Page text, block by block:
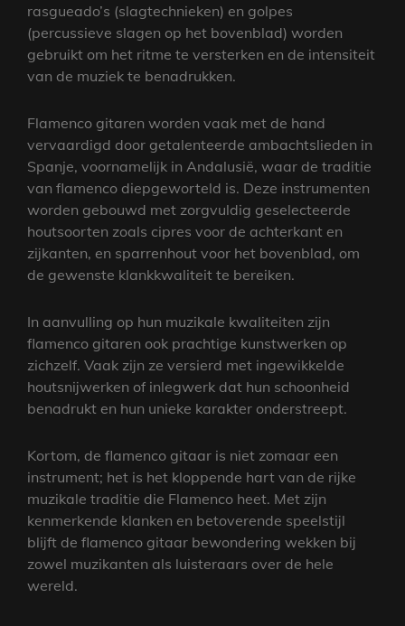
rasgueado’s (slagtechnieken) en golpes
(percussieve slagen op het bovenblad) worden
gebruikt om het ritme te versterken en de intensiteit
van de muziek te benadrukken.
Flamenco gitaren worden vaak met de hand
vervaardigd door getalenteerde ambachtslieden in
Spanje, voornamelijk in Andalusië, waar de traditie
van flamenco diepgeworteld is. Deze instrumenten
worden gebouwd met zorgvuldig geselecteerde
houtsoorten zoals cipres voor de achterkant en
zijkanten, en sparrenhout voor het bovenblad, om
de gewenste klankkwaliteit te bereiken.
In aanvulling op hun muzikale kwaliteiten zijn
flamenco gitaren ook prachtige kunstwerken op
zichzelf. Vaak zijn ze versierd met ingewikkelde
houtsnijwerken of inlegwerk dat hun schoonheid
benadrukt en hun unieke karakter onderstreept.
Kortom, de flamenco gitaar is niet zomaar een
instrument; het is het kloppende hart van de rijke
muzikale traditie die Flamenco heet. Met zijn
kenmerkende klanken en betoverende speelstijl
blijft de flamenco gitaar bewondering wekken bij
zowel muzikanten als luisteraars over de hele
wereld.